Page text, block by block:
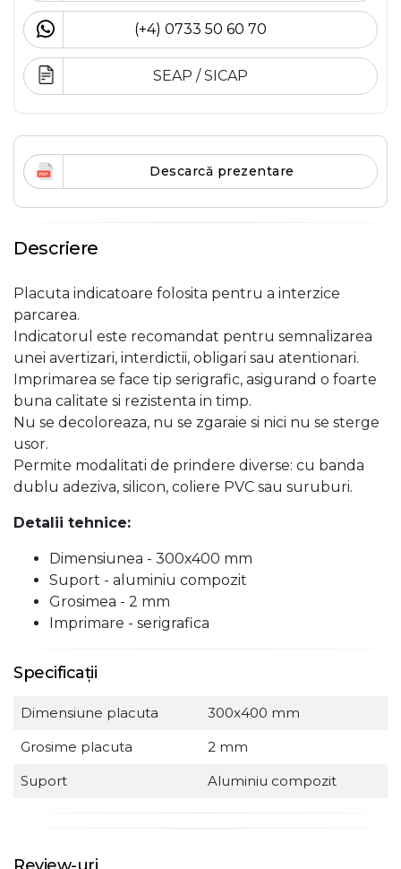
(+4) 0733 50 60 70
SEAP / SICAP
Descarcă prezentare
Descriere
Placuta indicatoare folosita pentru a interzice
parcarea.
Indicatorul este recomandat pentru semnalizarea
unei avertizari, interdictii, obligari sau atentionari.
Imprimarea se face tip serigrafic, asigurand o foarte
buna calitate si rezistenta in timp.
Nu se decoloreaza, nu se zgaraie si nici nu se sterge
usor.
Permite modalitati de prindere diverse: cu banda
dublu adeziva, silicon, coliere PVC sau suruburi.
Detalii tehnice:
Dimensiunea - 300x400 mm
Suport - aluminiu compozit
Grosimea - 2 mm
Imprimare - serigrafica
Specificații
Dimensiune placuta
300x400 mm
Grosime placuta
2 mm
Suport
Aluminiu compozit